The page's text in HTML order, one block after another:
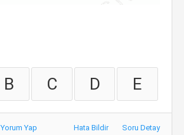
B C D E
Yorum Yap Hata Bildir Soru Detay